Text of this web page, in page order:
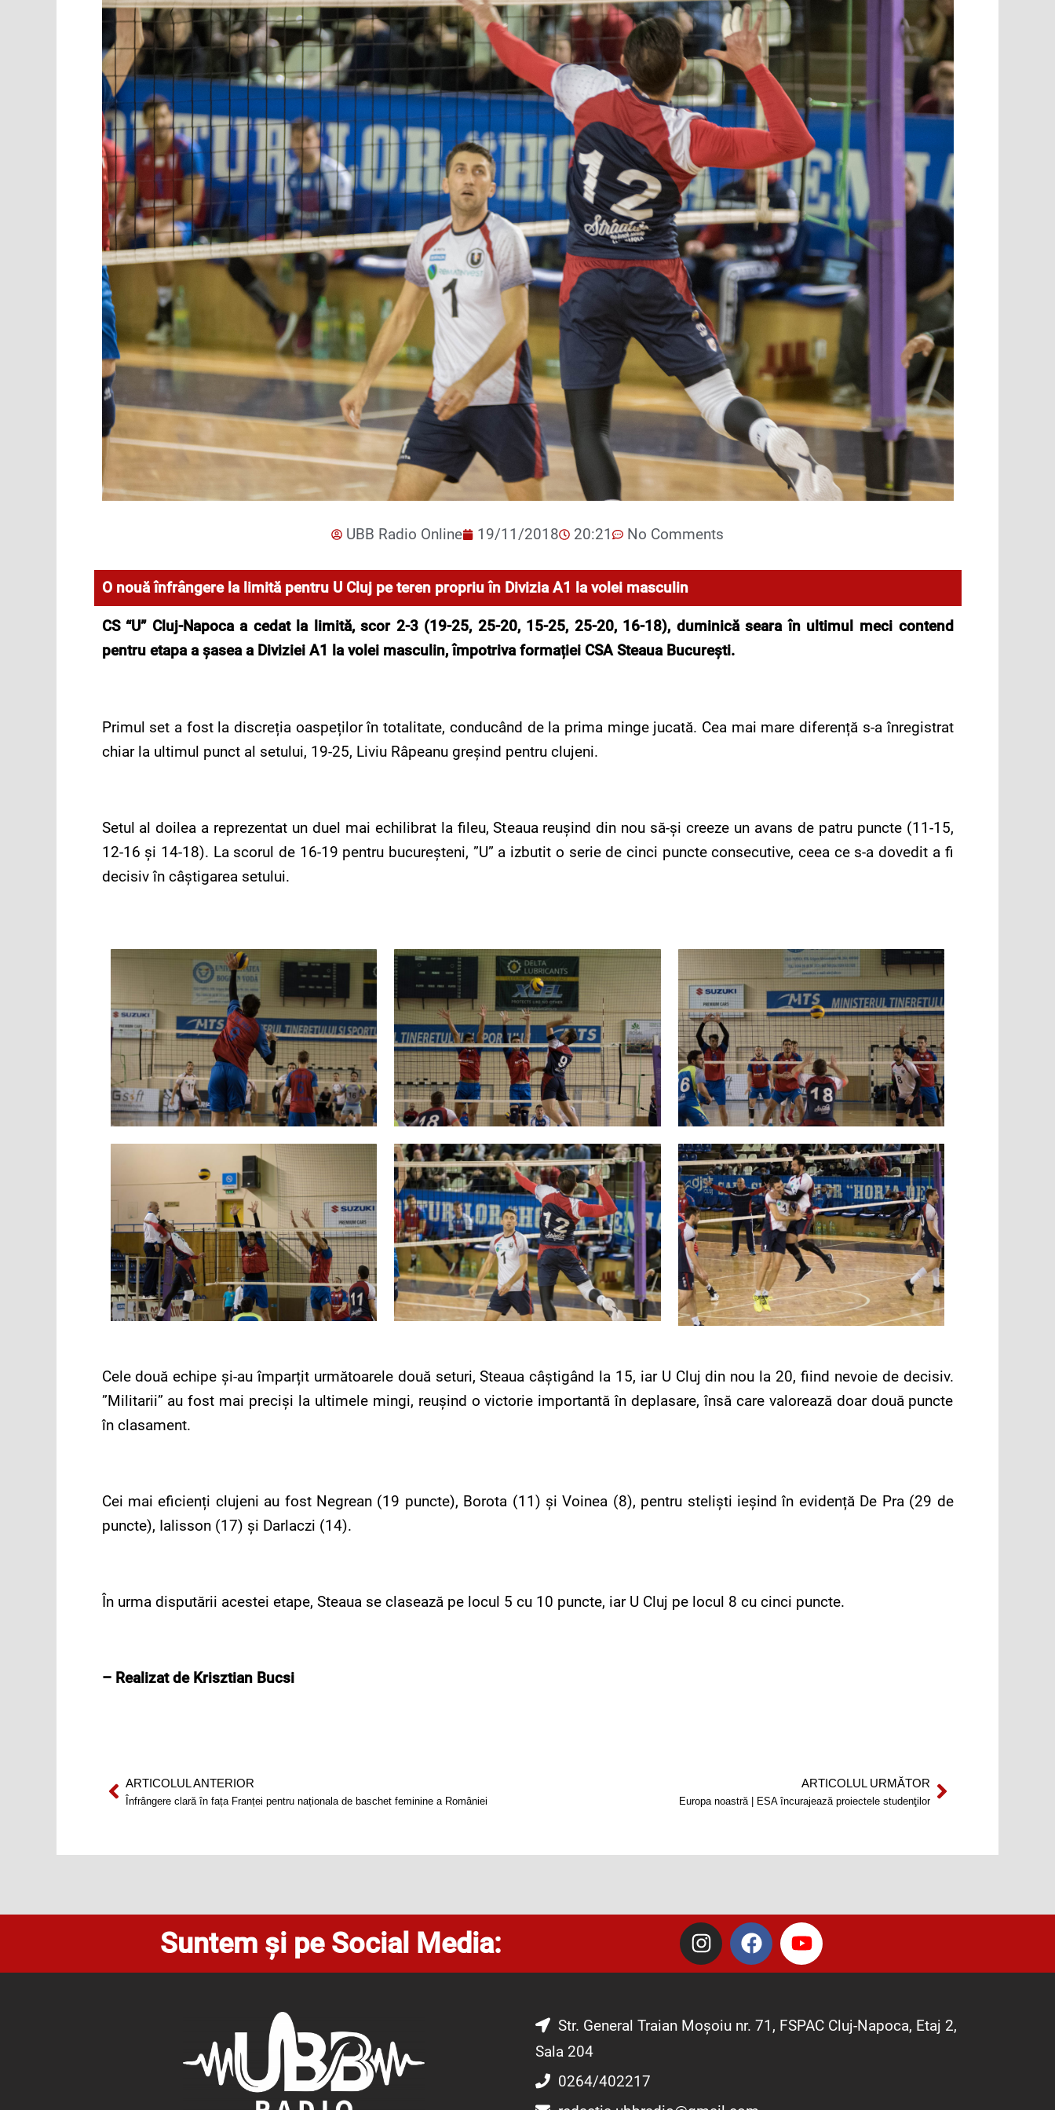
UBB Radio Online 19/11/2018 20:21 No Comments
O nouă înfrângere la limită pentru U Cluj pe teren propriu în Divizia A1 la volei masculin
CS “U” Cluj-Napocaa cedat la limită, scor 2-3 (19-25, 25-20, 15-25, 25-20, 16-18), duminică seara în ultimul meci contend
pentru etapa a șasea a Diviziei A1 la volei masculin, împotriva formației CSA Steaua București.
Primul set a fost la discreția oaspeților în totalitate, conducând de la prima minge jucată. Cea mai mare diferență s-a înregistrat
chiar la ultimul punct al setului, 19-25, Liviu Râpeanu greșind pentru clujeni.
Setul al doilea a reprezentat un duel mai echilibrat la fileu, Steaua reușind din nou să-și creeze un avans de patru puncte (11-15,
12-16 și 14-18). La scorul de 16-19 pentru bucureșteni, ”U” a izbutit o serie de cinci puncte consecutive, ceea ce s-a dovedit a fi
decisiv în câștigarea setului.
Cele două echipe și-au împarțit următoarele două seturi, Steaua câștigând la 15, iar U Cluj din nou la 20, fiind nevoie de decisiv.
”Militarii” au fost mai preciși la ultimele mingi, reușind o victorie importantă în deplasare, însă care valorează doar două puncte
în clasament.
Cei mai eficienți clujeni au fost Negrean (19 puncte), Borota (11) și Voinea (8), pentru steliști ieșind în evidență De Pra (29 de
puncte), Ialisson (17) și Darlaczi (14).
În urma disputării acestei etape, Steaua se clasează pe locul 5 cu 10 puncte, iar U Cluj pe locul 8 cu cinci puncte.
– Realizat de Krisztian Bucsi
Prev
ARTICOLUL ANTERIOR
Înfrângere clară în fața Franței pentru naționala de baschet feminine a României
ARTICOLUL URMĂTOR
Europa noastră | ESA încurajează proiectele studenţilorNext
Suntem și pe Social Media:
I
n
s
g
m
F
a
c
b
o
Y
o
u
u
b
Str. General Traian Moșoiu nr. 71, FSPAC Cluj-Napoca, Etaj 2,
Sala 204
0264/402217